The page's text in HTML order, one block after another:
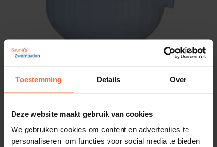
Toestemming Details Over
Deze website maakt gebruik van cookies
We gebruiken cookies om content en advertenties te
personaliseren, om functies voor social media te bieden
Max debiet m3/h: 14,3 m³/h
Zand: 125 kg
Max. vol. zwembad: 71,5 m³